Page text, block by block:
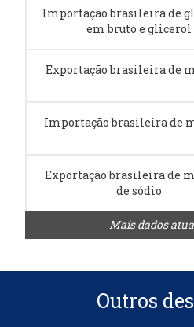
Importação brasileira de
em bruto e glicerol
Exportação brasileira de
Importação brasileira de
Exportação brasileira de
de sódio
Mais dados
Outros